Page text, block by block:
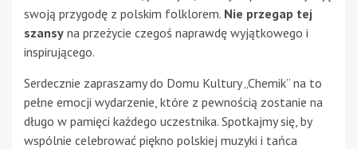
swoją przygodę z polskim folklorem. Nie przegap tej
szansy na przeżycie czegoś naprawdę wyjątkowego i
inspirującego.
Serdecznie zapraszamy do Domu Kultury „Chemik” na to
pełne emocji wydarzenie, które z pewnością zostanie na
długo w pamięci każdego uczestnika. Spotkajmy się, by
wspólnie celebrować piękno polskiej muzyki i tańca